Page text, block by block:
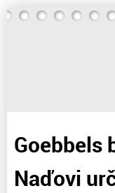
Najkomentovanejšie
> Goebbels by utorňajší
Goebbels
Naďovi